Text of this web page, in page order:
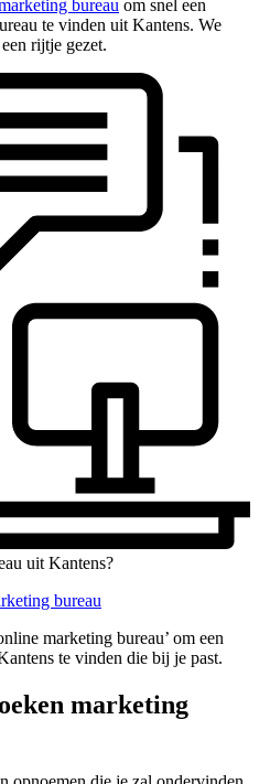
bureau om snel een
te vinden uit Kantens. We
rijtje gezet.
uit Kantens?
bureau
marketing bureau’ om een
te vinden die bij je past.
marketing